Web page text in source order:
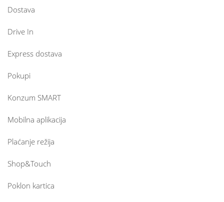
Dostava
Drive In
Express dostava
Pokupi
Konzum SMART
Mobilna aplikacija
Plaćanje režija
Shop&Touch
Poklon kartica